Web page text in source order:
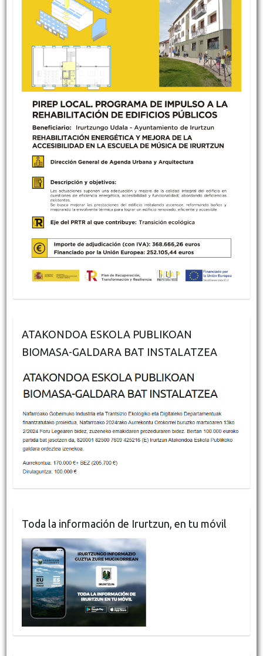
ATAKONDOA ESKOLA PUBLIKOAN
BIOMASA-GALDARA BAT INSTALATZEA
Toda la información de Irurtzun, en tu móvil